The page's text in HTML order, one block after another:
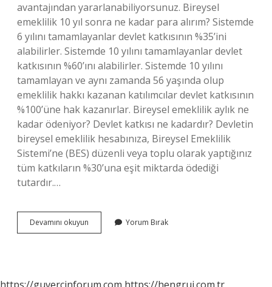
avantajından yararlanabiliyorsunuz. Bireysel
emeklilik 10 yıl sonra ne kadar para alırım? Sistemde
6 yılını tamamlayanlar devlet katkısının %35’ini
alabilirler. Sistemde 10 yılını tamamlayanlar devlet
katkısının %60’ını alabilirler. Sistemde 10 yılını
tamamlayan ve aynı zamanda 56 yaşında olup
emeklilik hakkı kazanan katılımcılar devlet katkısının
%100’üne hak kazanırlar. Bireysel emeklilik aylık ne
kadar ödeniyor? Devlet katkısı ne kadardır? Devletin
bireysel emeklilik hesabınıza, Bireysel Emeklilik
Sistemi’ne (BES) düzenli veya toplu olarak yaptığınız
tüm katkıların %30’una eşit miktarda ödediği
tutardır.…
Devamını okuyun Bireysel
Emekliliğe
Yorum Bırak